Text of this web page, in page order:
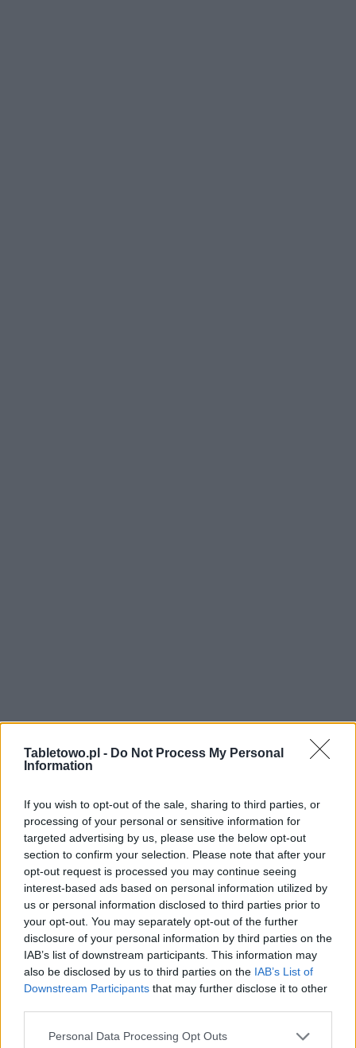
Tabletowo.pl - Do Not Process My Personal
Information
If you wish to opt-out of the sale, sharing to third parties, or
processing of your personal or sensitive information for
targeted advertising by us, please use the below opt-out
section to confirm your selection. Please note that after your
opt-out request is processed you may continue seeing
interest-based ads based on personal information utilized by
us or personal information disclosed to third parties prior to
your opt-out. You may separately opt-out of the further
disclosure of your personal information by third parties on the
IAB’s list of downstream participants. This information may
also be disclosed by us to third parties on the IAB’s List of
Downstream Participants that may further disclose it to other
Please note that this website/app uses one or more Google
Personal Data Processing Opt Outs